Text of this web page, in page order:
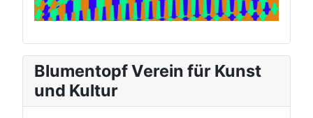
Blumentopf Verein für Kunst
und Kultur